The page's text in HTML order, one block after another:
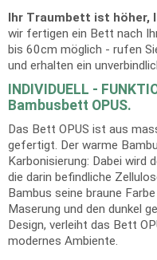
Ihr Traumbett ist höher,
wir fertigen ein Bett nach
bis 60cm möglich - rufen
und erhalten ein
INDIVIDUELL -
Bambusbett OPUS.
Das Bett OPUS ist aus
gefertigt. Der warme
Karbonisierung: Dabei wird
die darin befindliche
Bambus seine braune
Maserung und den dunkel
Design, verleiht das Bett
modernes Ambiente.